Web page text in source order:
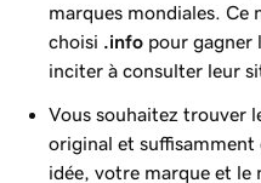
marques mondiales. Ce
choisi .info pour gagner
inciter à consulter leur
Vous souhaitez trouver
original et
idée, votre marque et le